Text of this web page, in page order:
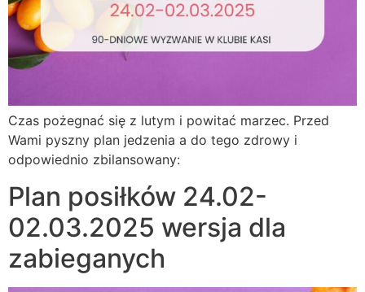
Czas pożegnać się z lutym i powitać marzec. Przed
Wami pyszny plan jedzenia a do tego zdrowy i
odpowiednio zbilansowany:
Plan posiłków 24.02-
02.03.2025 wersja dla
zabieganych